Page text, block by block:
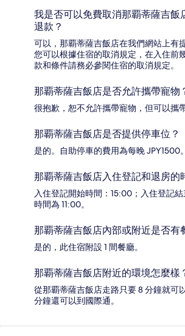
我是否可以免費取消那覇蒂薩吉飯
退款？
可以，那覇蒂薩吉飯店在我們網站上有
您可以根據住宿的取消規定，在入住前
款和條件請務必參閱住宿的取消規定。
那覇蒂薩吉飯店是否允許攜帶寵物
很抱歉，恕不允許攜帶寵物，但可以攜
那覇蒂薩吉飯店是否提供停車位？
是的。自助停車的費用為每晚 JPY1500。
那覇蒂薩吉飯店入住登記和退房的
入住登記開始時間：15:00；入住登記
時間為 11:00。
那覇蒂薩吉飯店內部或附近是否有
是的，此住宿附設 1 間餐廳。
那覇蒂薩吉飯店附近的環境怎麼樣
從那覇蒂薩吉飯店走路只要 8 分鐘就可
分鐘還可以到國際通。